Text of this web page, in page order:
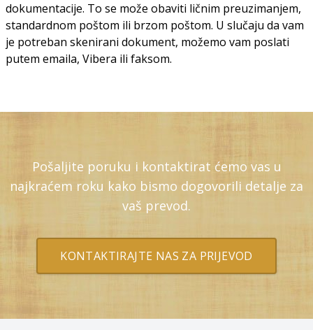
dokumentacije. To se može obaviti ličnim preuzimanjem,
standardnom poštom ili brzom poštom. U slučaju da vam
je potreban skenirani dokument, možemo vam poslati
putem emaila, Vibera ili faksom.
Pošaljite poruku i kontaktirat ćemo vas u
najkraćem roku kako bismo dogovorili detalje za
vaš prevod.
KONTAKTIRAJTE NAS ZA PRIJEVOD